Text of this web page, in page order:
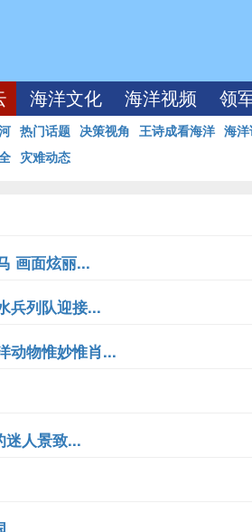
海洋文化 海洋视频 领
热门话题 决策视角 王诗成看海洋 海
灾难动态
画面炫丽...
兵列队迎接...
动物惟妙惟肖...
迷人景致...